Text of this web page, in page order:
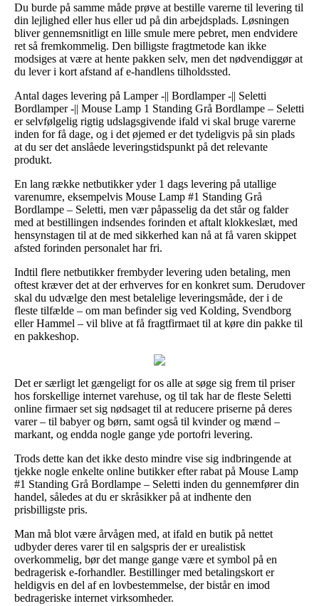
Du burde på samme måde prøve at bestille varerne til levering til
din lejlighed eller hus eller ud på din arbejdsplads. Løsningen
bliver gennemsnitligt en lille smule mere pebret, men endvidere
ret så fremkommelig. Den billigste fragtmetode kan ikke
modsiges at være at hente pakken selv, men det nødvendiggør at
du lever i kort afstand af e-handlens tilholdssted.
Antal dages levering på Lamper -|| Bordlamper -|| Seletti
Bordlamper -|| Mouse Lamp 1 Standing Grå Bordlampe – Seletti
er selvfølgelig rigtig udslagsgivende ifald vi skal bruge varerne
inden for få dage, og i det øjemed er det tydeligvis på sin plads
at du ser det anslåede leveringstidspunkt på det relevante
produkt.
En lang række netbutikker yder 1 dags levering på utallige
varenumre, eksempelvis Mouse Lamp #1 Standing Grå
Bordlampe – Seletti, men vær påpasselig da det står og falder
med at bestillingen indsendes forinden et aftalt klokkeslæt, med
hensynstagen til at de med sikkerhed kan nå at få varen skippet
afsted forinden personalet har fri.
Indtil flere netbutikker frembyder levering uden betaling, men
oftest kræver det at der erhverves for en konkret sum. Derudover
skal du udvælge den mest betalelige leveringsmåde, der i de
fleste tilfælde – om man befinder sig ved Kolding, Svendborg
eller Hammel – vil blive at få fragtfirmaet til at køre din pakke til
en pakkeshop.
Det er særligt let gængeligt for os alle at søge sig frem til priser
hos forskellige internet varehuse, og til tak har de fleste Seletti
online firmaer set sig nødsaget til at reducere priserne på deres
varer – til babyer og børn, samt også til kvinder og mænd –
markant, og endda nogle gange yde portofri levering.
Trods dette kan det ikke desto mindre vise sig indbringende at
tjekke nogle enkelte online butikker efter rabat på Mouse Lamp
#1 Standing Grå Bordlampe – Seletti inden du gennemfører din
handel, således at du er skråsikker på at indhente den
prisbilligste pris.
Man må blot være årvågen med, at ifald en butik på nettet
udbyder deres varer til en salgspris der er urealistisk
overkommelig, bør det mange gange være et symbol på en
bedragerisk e-forhandler. Bestillinger med betalingskort er
heldigvis en del af en lovbestemmelse, der bistår en imod
bedrageriske internet virksomheder.